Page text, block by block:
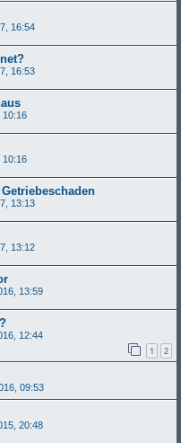
16:54
16:53
10:16
10:16
13:13
13:12
13:59
12:44
1 2
09:53
20:48